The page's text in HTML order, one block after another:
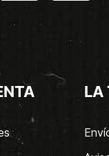
LA